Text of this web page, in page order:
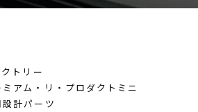
トリー
ミアム・リ・プロダクトミニ
計パーツ